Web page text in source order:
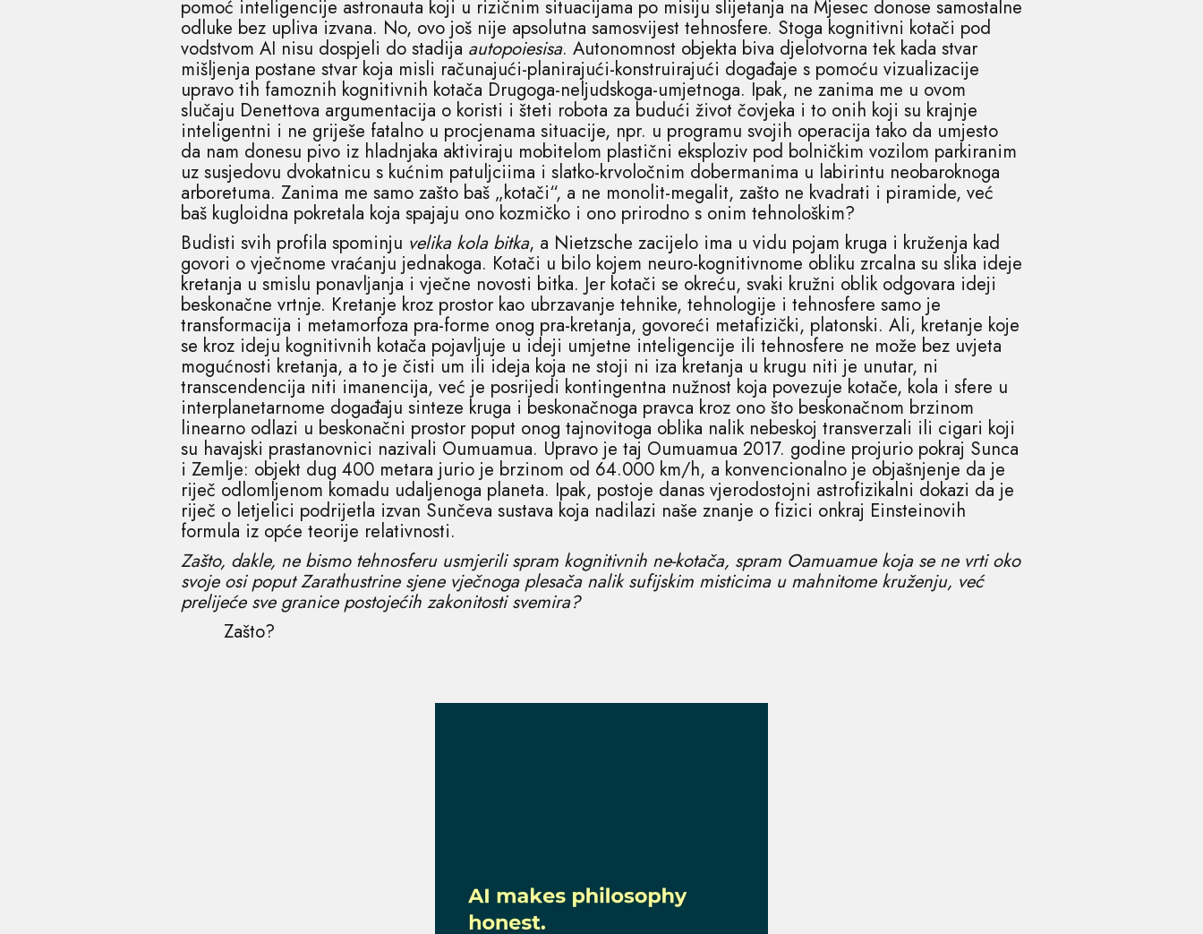
pomoć inteligencije astronauta koji u rizičnim situacijama po misiju slijetanja na Mjesec donose samostalne
odluke bez upliva izvana. No, ovo još nije apsolutna samosvijest tehnosfere. Stoga kognitivni kotači pod
vodstvom AI nisu dospjeli do stadija autopoiesisa. Autonomnost objekta biva djelotvorna tek kada stvar
mišljenja postane stvar koja misli računajući-planirajući-konstruirajući događaje s pomoću vizualizacije
upravo tih famoznih kognitivnih kotača Drugoga-neljudskoga-umjetnoga. Ipak, ne zanima me u ovom
slučaju Denettova argumentacija o koristi i šteti robota za budući život čovjeka i to onih koji su krajnje
inteligentni i ne griješe fatalno u procjenama situacije, npr. u programu svojih operacija tako da umjesto
da nam donesu pivo iz hladnjaka aktiviraju mobitelom plastični eksploziv pod bolničkim vozilom parkiranim
uz susjedovu dvokatnicu s kućnim patuljciima i slatko-krvoločnim dobermanima u labirintu neobaroknoga
arboretuma. Zanima me samo zašto baš „kotači“, a ne monolit-megalit, zašto ne kvadrati i piramide, već
baš kugloidna pokretala koja spajaju ono kozmičko i ono prirodno s onim tehnološkim?
Budisti svih profila spominju velika kola bitka, a Nietzsche zacijelo ima u vidu pojam kruga i kruženja kad
govori o vječnome vraćanju jednakoga. Kotači u bilo kojem neuro-kognitivnome obliku zrcalna su slika ideje
kretanja u smislu ponavljanja i vječne novosti bitka. Jer kotači se okreću, svaki kružni oblik odgovara ideji
beskonačne vrtnje. Kretanje kroz prostor kao ubrzavanje tehnike, tehnologije i tehnosfere samo je
transformacija i metamorfoza pra-forme onog pra-kretanja, govoreći metafizički, platonski. Ali, kretanje koje
se kroz ideju kognitivnih kotača pojavljuje u ideji umjetne inteligencije ili tehnosfere ne može bez uvjeta
mogućnosti kretanja, a to je čisti um ili ideja koja ne stoji ni iza kretanja u krugu niti je unutar, ni
transcendencija niti imanencija, već je posrijedi kontingentna nužnost koja povezuje kotače, kola i sfere u
interplanetarnome događaju sinteze kruga i beskonačnoga pravca kroz ono što beskonačnom brzinom
linearno odlazi u beskonačni prostor poput onog tajnovitoga oblika nalik nebeskoj transverzali ili cigari koji
su havajski prastanovnici nazivali Oumuamua. Upravo je taj Oumuamua 2017. godine projurio pokraj Sunca
i Zemlje: objekt dug 400 metara jurio je brzinom od 64.000 km/h, a konvencionalno je objašnjenje da je
riječ odlomljenom komadu udaljenoga planeta. Ipak, postoje danas vjerodostojni astrofizikalni dokazi da je
riječ o letjelici podrijetla izvan Sunčeva sustava koja nadilazi naše znanje o fizici onkraj Einsteinovih
formula iz opće teorije relativnosti.
Zašto, dakle, ne bismo tehnosferu usmjerili spram kognitivnih ne-kotača, spram Oamuamue koja se ne vrti oko
svoje osi poput Zarathustrine sjene vječnoga plesača nalik sufijskim misticima u mahnitome kruženju, već
prelijeće sve granice postojećih zakonitosti svemira?
Zašto?